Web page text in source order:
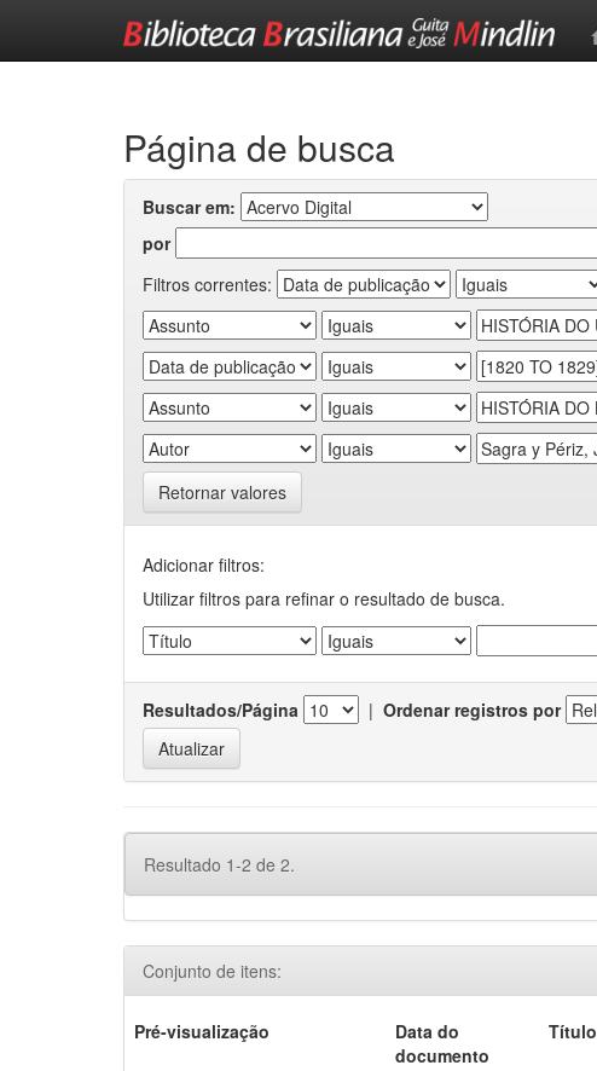
Página de busca
Buscar em:
por
Filtros correntes:
Retornar valores
Adicionar filtros:
Utilizar filtros para refinar o resultado de busca.
Resultados/Página | Ordenar registros por
Resultado 1-2 de 2.
Conjunto de itens:
Pré-visualização
Data do
documento
Título